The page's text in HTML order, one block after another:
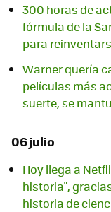
300 horas de
fórmula de la
para
Warner quería
películas más
suerte, se
06 julio
Hoy llega a
historia",
historia de